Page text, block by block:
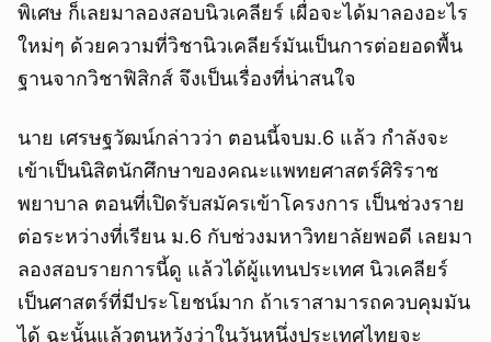
พิเศษ ก็เลยมาลองสอบนิวเคลียร์ เผื่อจะได้มาลองอะไร
ใหม่ๆ ด้วยความที่วิชานิวเคลียร์มันเป็นการต่อยอดพื้น
ฐานจากวิชาฟิสิกส์ จึงเป็นเรื่องที่น่าสนใจ
นาย เศรษฐวัฒน์กล่าวว่า ตอนนี้จบม.6 แล้ว กำลังจะ
เข้าเป็นนิสิตนักศึกษาของคณะแพทยศาสตร์ศิริราช
พยาบาล ตอนที่เปิดรับสมัครเข้าโครงการ เป็นช่วงราย
ต่อระหว่างที่เรียน ม.6 กับช่วงมหาวิทยาลัยพอดี เลยมา
ลองสอบรายการนี้ดู แล้วได้ผู้แทนประเทศ นิวเคลียร์
เป็นศาสตร์ที่มีประโยชน์มาก ถ้าเราสามารถควบคุมมัน
ได้ ฉะนั้นแล้วตนหวังว่าในวันหนึ่งประเทศไทยจะ